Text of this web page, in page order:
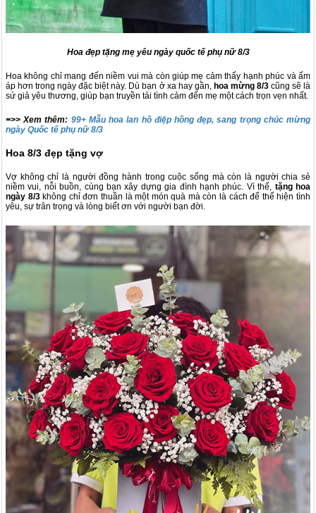
Hoa đẹp tặng mẹ yêu ngày quốc tế phụ nữ 8/3
Hoa không chỉ mang đến niềm vui mà còn giúp mẹ cảm thấy hạnh phúc và ấm
áp hơn trong ngày đặc biệt này. Dù bạn ở xa hay gần, hoa mừng 8/3cũng sẽ là
sứ giả yêu thương, giúp bạn truyền tải tình cảm đến mẹ một cách trọn vẹn nhất.
=>> Xem thêm: 99+ Mẫu hoa lan hồ điệp hồng đẹp, sang trọng chúc mừng
ngày Quốc tế phụ nữ 8/3
Hoa 8/3 đẹp tặng vợ
Vợ không chỉ là người đồng hành trong cuộc sống mà còn là người chia sẻ
niềm vui, nỗi buồn, cùng bạn xây dựng gia đình hạnh phúc. Vì thế, tặng hoa
ngày 8/3không chỉ đơn thuần là một món quà mà còn là cách để thể hiện tình
yêu, sự trân trọng và lòng biết ơn với người bạn đời.